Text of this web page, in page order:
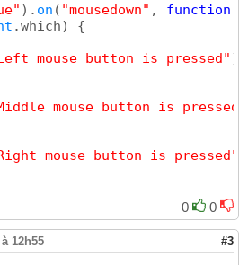
) . on ( "mousedown" , function
.which)
{
mouse button is pressed" )
mouse button is pressed"
mouse button is pressed"
)
0 0
à 12h55 #3